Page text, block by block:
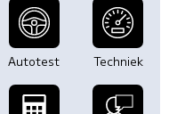
Autotest Techniek